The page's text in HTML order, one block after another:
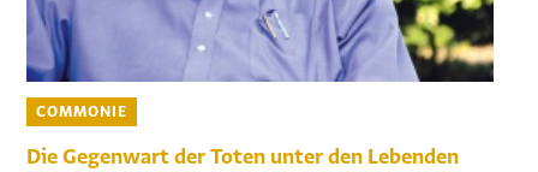
COMMONIE
Die Gegenwart der Toten unter den Lebenden